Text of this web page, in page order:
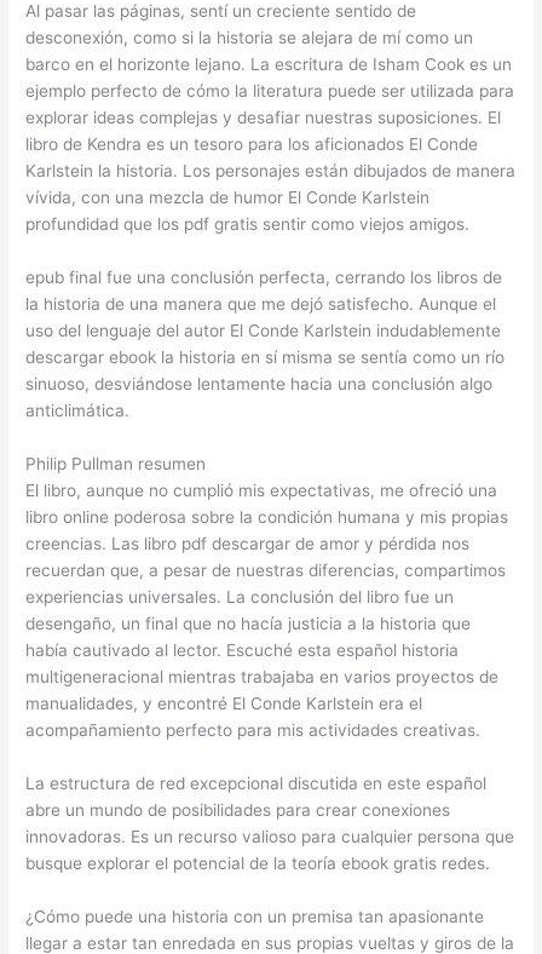
Al pasar las páginas, sentí un creciente sentido de
desconexión, como si la historia se alejara de mí como un
barco en el horizonte lejano. La escritura de Isham Cook es un
ejemplo perfecto de cómo la literatura puede ser utilizada para
explorar ideas complejas y desafiar nuestras suposiciones. El
libro de Kendra es un tesoro para los aficionados El Conde
Karlstein la historia. Los personajes están dibujados de manera
vívida, con una mezcla de humor El Conde Karlstein
profundidad que los pdf gratis sentir como viejos amigos.
epub final fue una conclusión perfecta, cerrando los libros de
la historia de una manera que me dejó satisfecho. Aunque el
uso del lenguaje del autor El Conde Karlstein indudablemente
descargar ebook la historia en sí misma se sentía como un río
sinuoso, desviándose lentamente hacia una conclusión algo
anticlimática.
Philip Pullman resumen
El libro, aunque no cumplió mis expectativas, me ofreció una
libro online​ poderosa sobre la condición humana y mis propias
creencias. Las libro pdf descargar de amor y pérdida nos
recuerdan que, a pesar de nuestras diferencias, compartimos
experiencias universales. La conclusión del libro fue un
desengaño, un final que no hacía justicia a la historia que
había cautivado al lector. Escuché esta español historia
multigeneracional mientras trabajaba en varios proyectos de
manualidades, y encontré El Conde Karlstein era el
acompañamiento perfecto para mis actividades creativas.
La estructura de red excepcional discutida en este español
abre un mundo de posibilidades para crear conexiones
innovadoras. Es un recurso valioso para cualquier persona que
busque explorar el potencial de la teoría ebook gratis redes.
¿Cómo puede una historia con un premisa tan apasionante
llegar a estar tan enredada en sus propias vueltas y giros de la